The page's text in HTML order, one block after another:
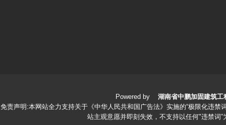
Powered by 湖南省中鹏加固建筑工
免责声明:本网站全力支持关于《中华人民共和国广告法》实施的“极限化违禁
站主观意愿并即刻失效，不支持以任何"违禁词